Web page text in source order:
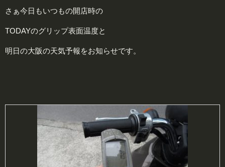
さぁ今日もいつもの開店時の
TODAYのグリップ表面温度と
明日の大阪の天気予報をお知らせです。